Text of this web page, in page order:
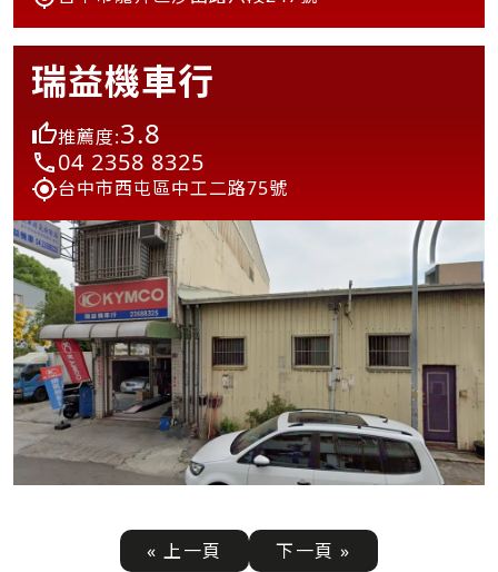
瑞益機車行
推薦度:3.8
04 2358 8325
台中市西屯區中工二路75號
« 上一頁 下一頁 »